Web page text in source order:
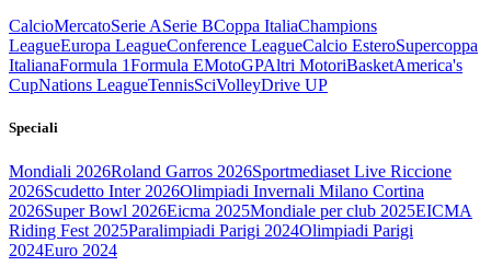
CalcioMercatoSerie ASerie BCoppa ItaliaChampions
LeagueEuropa LeagueConference LeagueCalcio EsteroSupercoppa
ItalianaFormula 1Formula EMotoGPAltri MotoriBasketAmerica's
CupNations LeagueTennisSciVolleyDrive UP
Speciali
Mondiali 2026Roland Garros 2026Sportmediaset Live Riccione
2026Scudetto Inter 2026Olimpiadi Invernali Milano Cortina
2026Super Bowl 2026Eicma 2025Mondiale per club 2025EICMA
Riding Fest 2025Paralimpiadi Parigi 2024Olimpiadi Parigi
2024Euro 2024